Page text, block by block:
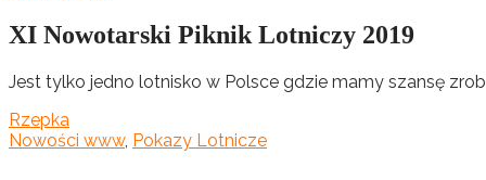
XI Nowotarski Piknik Lotniczy 2019
Jest tylko jedno lotnisko w Polsce gdzie mamy szansę
Rzepka
Nowości www, Pokazy Lotnicze